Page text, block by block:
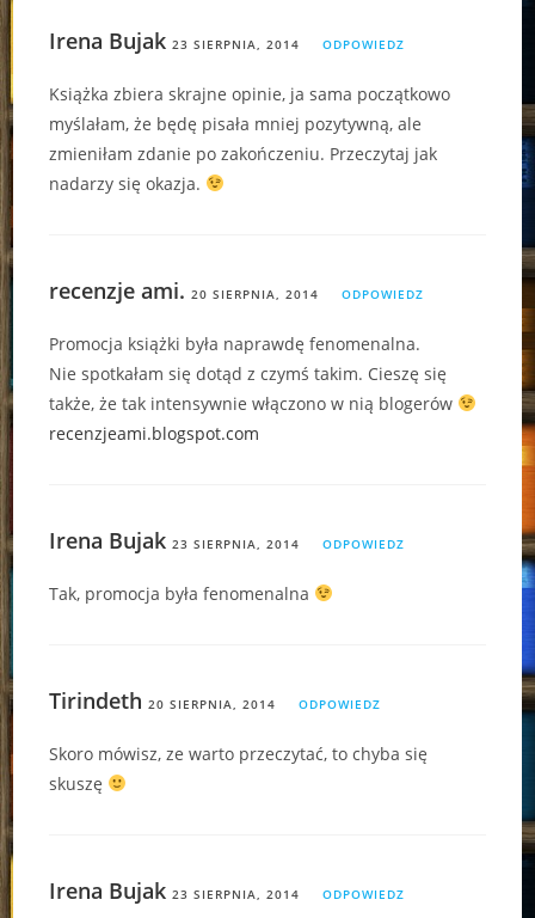
Irena Bujak 23 SIERPNIA, 2014 ODPOWIEDZ
Książka zbiera skrajne opinie, ja sama początkowo
myślałam, że będę pisała mniej pozytywną, ale
zmieniłam zdanie po zakończeniu. Przeczytaj jak
nadarzy się okazja.
recenzje ami. 20 SIERPNIA, 2014 ODPOWIEDZ
Promocja książki była naprawdę fenomenalna.
Nie spotkałam się dotąd z czymś takim. Cieszę się
także, że tak intensywnie włączono w nią blogerów
recenzjeami.blogspot.com
Irena Bujak 23 SIERPNIA, 2014 ODPOWIEDZ
Tak, promocja była fenomenalna
Tirindeth 20 SIERPNIA, 2014 ODPOWIEDZ
Skoro mówisz, ze warto przeczytać, to chyba się
skuszę
Irena Bujak 23 SIERPNIA, 2014 ODPOWIEDZ